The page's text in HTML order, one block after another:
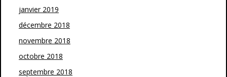
janvier 2019
décembre 2018
novembre 2018
octobre 2018
septembre 2018